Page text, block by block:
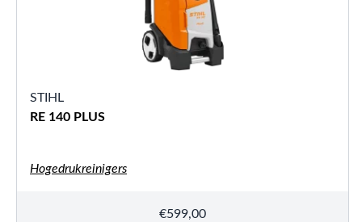
STIHL
RE 140 PLUS
Hogedrukreinigers
€599,00